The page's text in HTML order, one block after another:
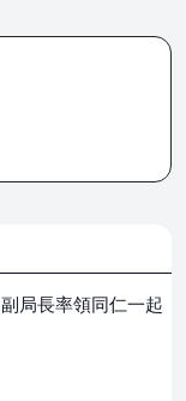
局長率領同仁一起